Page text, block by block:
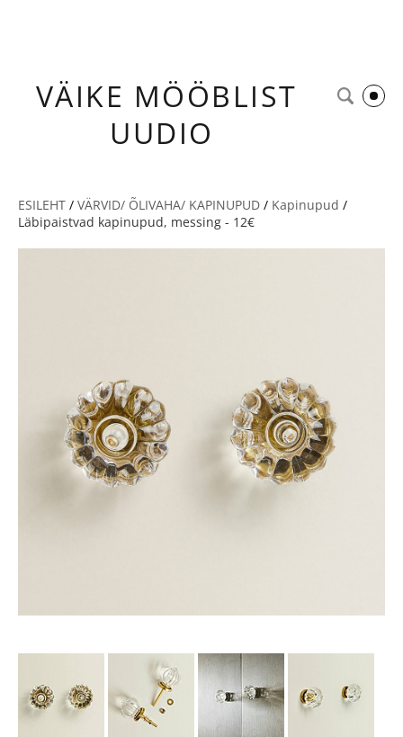
VÄIKE MÖÖBLIST
UUDIO
ESILEHT / VÄRVID/ ÕLIVAHA/ KAPINUPUD / Kapinupud /
Läbipaistvad kapinupud, messing - 12€